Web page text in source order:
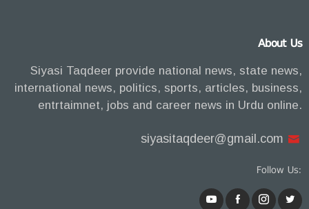
About Us
Siyasi Taqdeer provide national news, state news,
international news, politics, sports, articles, business,
entrtaimnet, jobs and career news in Urdu online.
siyasitaqdeer@gmail.com
Follow Us: